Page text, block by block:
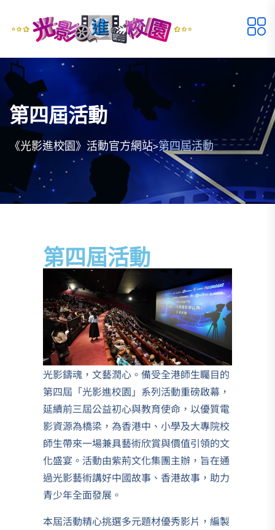
第四屆活動
《光影進校園》活動官方網站>第四屆活動
第四屆活動
光影鑄魂，文藝潤心。備受全港師生矚目的
第四屆「光影進校園」系列活動重磅啟幕，
延續前三屆公益初心與教育使命，以優質電
影資源為橋梁，為香港中、小學及大專院校
師生帶來一場兼具藝術欣賞與價值引領的文
化盛宴。活動由紫荊文化集團主辦，旨在通
過光影藝術講好中國故事、香港故事，助力
青少年全面發展。
本屆活動精心挑選多元題材優秀影片，編製